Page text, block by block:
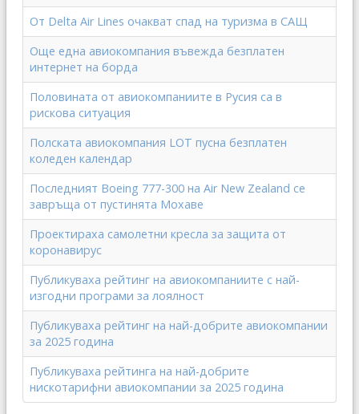
От Delta Air Lines очакват спад на туризма в САЩ
Още една авиокомпания въвежда безплатен
интернет на борда
Половината от авиокомпаниите в Русия са в
рискова ситуация
Полската авиокомпания LOT пусна безплатен
коледен календар
Последният Boeing 777-300 на Air New Zealand се
завръща от пустинята Мохаве
Проектираха самолетни кресла за защита от
коронавирус
Публикуваха рейтинг на авиокомпаниите с най-
изгодни програми за лоялност
Публикуваха рейтинг на най-добрите авиокомпании
за 2025 година
Публикуваха рейтинга на най-добрите
нискотарифни авиокомпании за 2025 година